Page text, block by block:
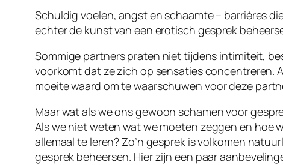
Schuldig voelen, angst en schaamte – barrières
echter de kunst van een erotisch gesprek
Sommige partners praten niet tijdens intimiteit,
voorkomt dat ze zich op sensaties concentreren.
moeite waard om te waarschuwen voor deze
Maar wat als we ons gewoon schamen voor
Als we niet weten wat we moeten zeggen en hoe
allemaal te leren? Zo’n gesprek is volkomen
gesprek beheersen. Hier zijn een paar